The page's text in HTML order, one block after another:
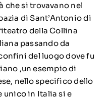
che si trovavano nel
di Sant’Antonio di
della Collina
passando da
del luogo dove fu
,un esempio di
nello specifico dello
unico in Italia si e